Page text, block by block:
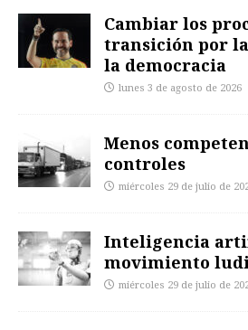
Cambiar los
transición por
la democracia
lunes 3 de agosto de 2026
Menos
controles
miércoles 29 de julio de
Inteligencia
movimiento
miércoles 29 de julio de